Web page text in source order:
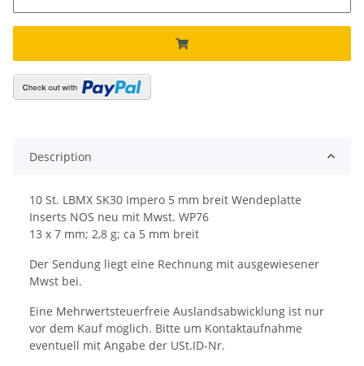
Description
10 St. LBMX SK30 Impero 5 mm breit Wendeplatte
Inserts NOS neu mit Mwst. WP76
13 x 7 mm; 2,8 g; ca 5 mm breit
Der Sendung liegt eine Rechnung mit ausgewiesener
Mwst bei.
Eine Mehrwertsteuerfreie Auslandsabwicklung ist nur
vor dem Kauf möglich. Bitte um Kontaktaufnahme
eventuell mit Angabe der USt.ID-Nr.